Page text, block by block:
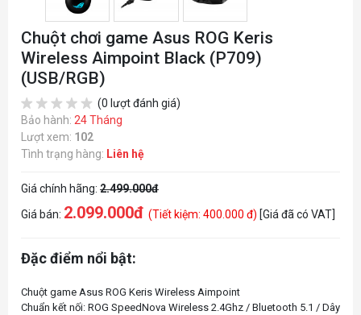
Chuột chơi game Asus ROG Keris
Wireless Aimpoint Black (P709)
(USB/RGB)
(0 lượt đánh giá)
Bảo hành: 24 Tháng
Lượt xem: 102
Tình trạng hàng: Liên hệ
Giá chính hãng: 2.499.000đ
Giá bán: 2.099.000đ (Tiết kiệm: 400.000 đ) [Giá đã có VAT]
Đặc điểm nổi bật:
Chuột game Asus ROG Keris Wireless Aimpoint
Chuẩn kết nối: ROG SpeedNova Wireless 2.4Ghz / Bluetooth 5.1 / Dây